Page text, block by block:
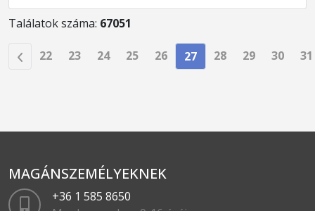
Találatok száma: 67051
22 23 24 25 26 27 28 29 30 31
MAGÁNSZEMÉLYEKNEK
+36 1 585 8650